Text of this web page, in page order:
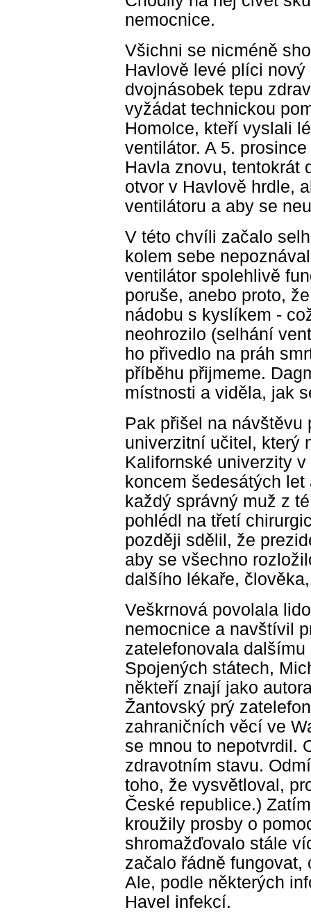
nemocnice.
Všichni se nicméně
Havlově levé plíci
dvojnásobek tepu
vyžádat technickou
Homolce, kteří vyslali
ventilátor. A 5.
Havla znovu, tentokrát
otvor v Havlově hrdle,
ventilátoru a aby se
V této chvíli začalo
kolem sebe
ventilátor spolehlivě
poruše, anebo proto,
nádobu s kyslíkem -
neohrozilo (selhání
ho přivedlo na práh
příběhu přijmeme.
místnosti a viděla, jak
Pak přišel na návštěvu
univerzitní učitel, který
Kalifornské univerzity
koncem šedesátých
každý správný muž z
pohlédl na třetí
později sdělil, že
aby se všechno
dalšího lékaře,
Veškrnová povolala
nemocnice a navštívil
zatelefonovala
Spojených státech,
někteří znají jako
Žantovský prý
zahraničních věcí ve
se mnou to nepotvrdil.
zdravotním stavu.
toho, že vysvětloval,
České republice.)
kroužily prosby o
shromažďovalo stále
začalo řádně fungovat,
Ale, podle některých
Havel infekcí.